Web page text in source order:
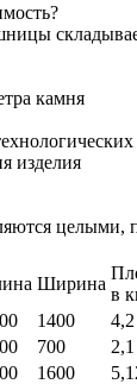
камня
изделия
целыми,
Ширина
в
1400
4,2
700
2,1
1600